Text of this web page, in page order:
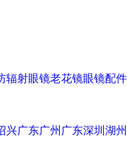
辐射眼镜老花镜眼镜配件
兴广东广州 广东深圳 湖